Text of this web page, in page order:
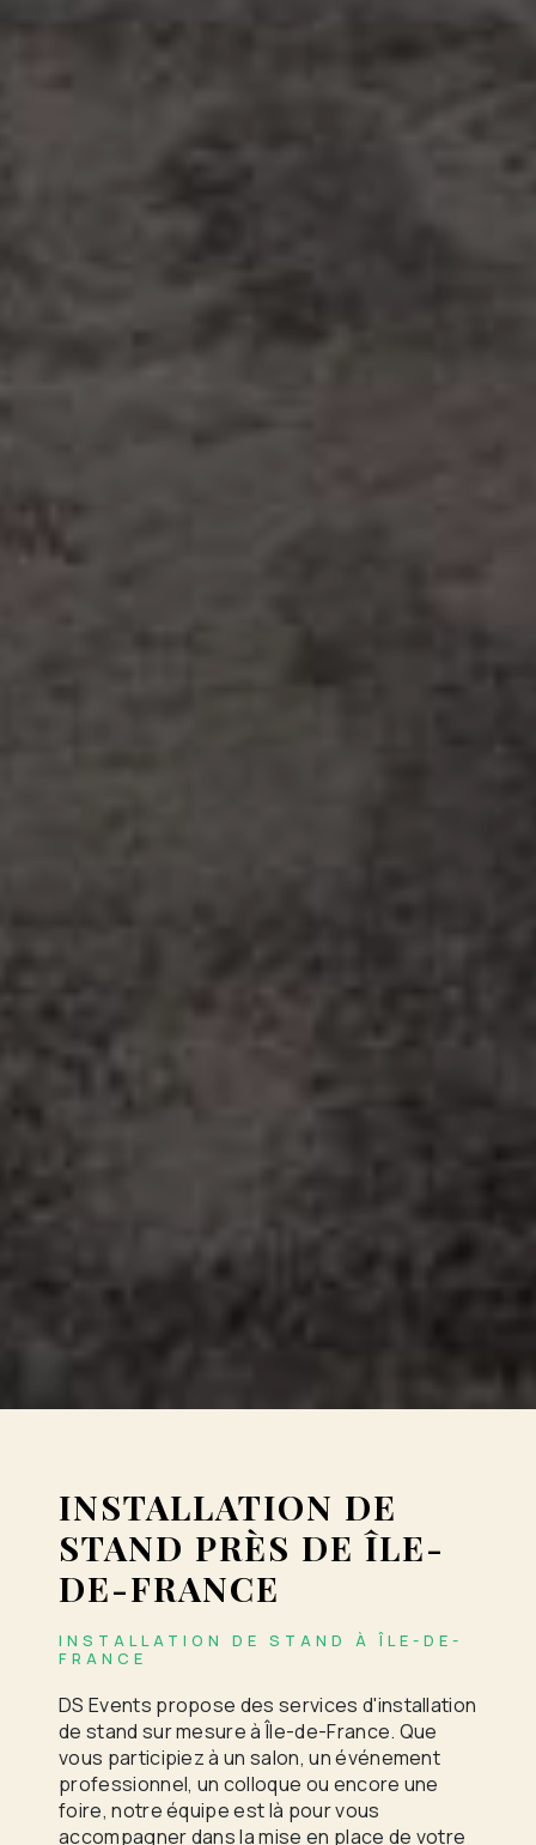
INSTALLATION DE
STAND PRÈS DE ÎLE-
DE-FRANCE
INSTALLATION DE STAND À ÎLE-DE-
FRANCE
DS Events propose des services d'installation
de stand sur mesure à Île-de-France. Que
vous participiez à un salon, un événement
professionnel, un colloque ou encore une
foire, notre équipe est là pour vous
accompagner dans la mise en place de votre